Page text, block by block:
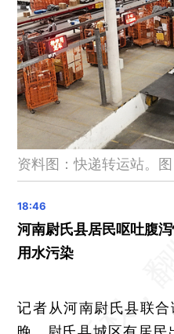
广东水文局江门水文分
毁长城煤企，曾因破坏文
中国足协：17人被终身
美媒称特朗普政府已开始
美国起诉古巴革命领袖劳
资料图：快递转运站。
河南尉氏县居民呕吐腹
用水污染
记者从河南尉氏县联